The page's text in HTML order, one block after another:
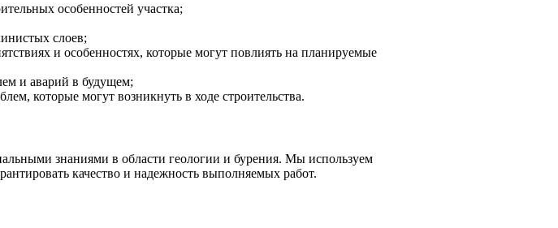
особенностей участка;
слоев;
и особенностях, которые могут повлиять на планируемые
и аварий в будущем;
которые могут возникнуть в ходе строительства.
знаниями в области геологии и бурения. Мы используем
качество и надежность выполняемых работ.